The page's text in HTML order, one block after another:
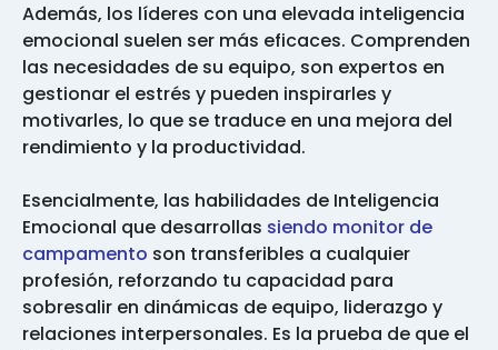
Además, los líderes con una elevada inteligencia
emocional suelen ser más eficaces. Comprenden
las necesidades de su equipo, son expertos en
gestionar el estrés y pueden inspirarles y
motivarles, lo que se traduce en una mejora del
rendimiento y la productividad.
Esencialmente, las habilidades de Inteligencia
Emocional que desarrollas siendo monitor de
campamento son transferibles a cualquier
profesión, reforzando tu capacidad para
sobresalir en dinámicas de equipo, liderazgo y
relaciones interpersonales. Es la prueba de que el